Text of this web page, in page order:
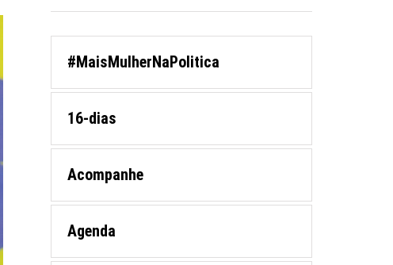
#MaisMulherNaPolitica
16-dias
Acompanhe
Agenda